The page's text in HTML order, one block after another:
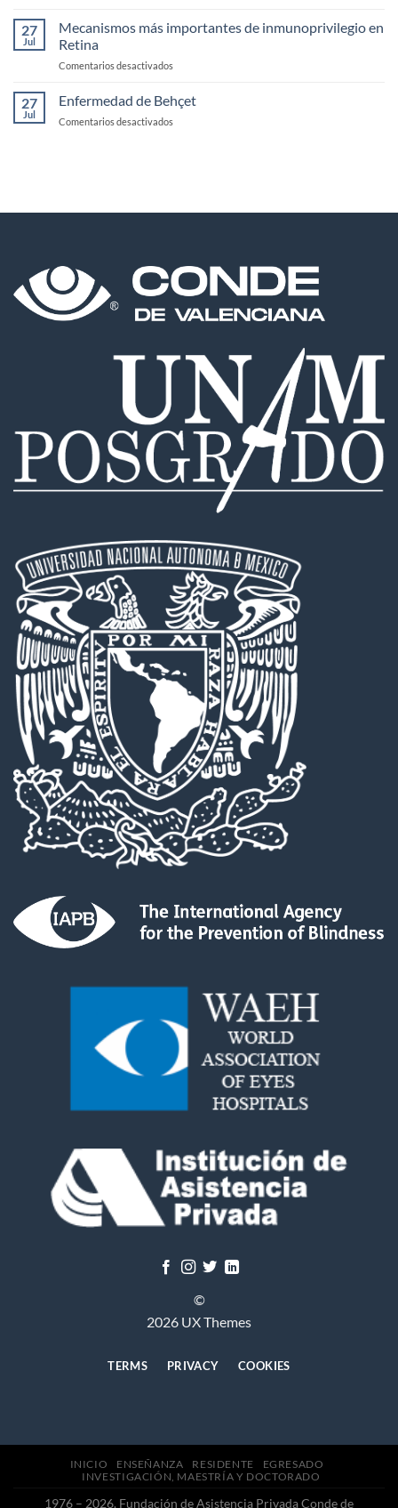
en
27
Jul
Mecanismos más importantes de inmunoprivilegio en
Retina
Comentarios desactivados
importantes
de
27
Jul
Enfermedad de Behçet
Comentarios desactivados
©
2026 UX Themes
TERMS PRIVACY COOKIES
INICIO ENSEÑANZA RESIDENTE
EGRESADO
INVESTIGACIÓN, MAESTRÍA Y DOCTORADO
1976 – 2026. Fundación de Asistencia Privada Conde de